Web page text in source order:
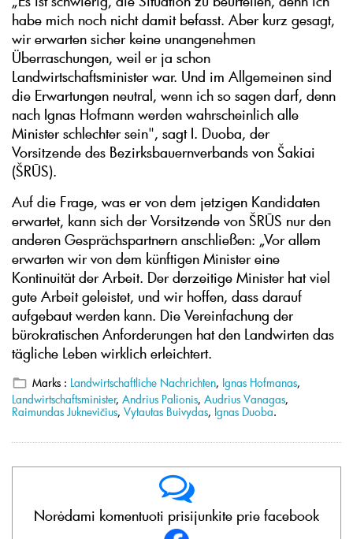
habe mich noch nicht damit befasst. Aber kurz gesagt,
wir erwarten sicher keine unangenehmen
Überraschungen, weil er ja schon
Landwirtschaftsminister war. Und im Allgemeinen sind
die Erwartungen neutral, wenn ich so sagen darf, denn
nach Ignas Hofmann werden wahrscheinlich alle
Minister schlechter sein", sagt I. Duoba, der
Vorsitzende des Bezirksbauernverbands von Šakiai
(ŠRŪS).
Auf die Frage, was er von dem jetzigen Kandidaten
erwartet, kann sich der Vorsitzende von ŠRŪS nur den
anderen Gesprächspartnern anschließen: „Vor allem
erwarten wir von dem künftigen Minister eine
Kontinuität der Arbeit. Der derzeitige Minister hat viel
gute Arbeit geleistet, und wir hoffen, dass darauf
aufgebaut werden kann. Die Vereinfachung der
bürokratischen Anforderungen hat den Landwirten das
tägliche Leben wirklich erleichtert.
Marks : Landwirtschaftliche Nachrichten, Ignas Hofmanas,
Landwirtschaftsminister, Andrius Palionis, Audrius Vanagas,
Raimundas Juknevičius, Vytautas Buivydas, Ignas Duoba.
Norėdami komentuoti prisijunkite prie facebook